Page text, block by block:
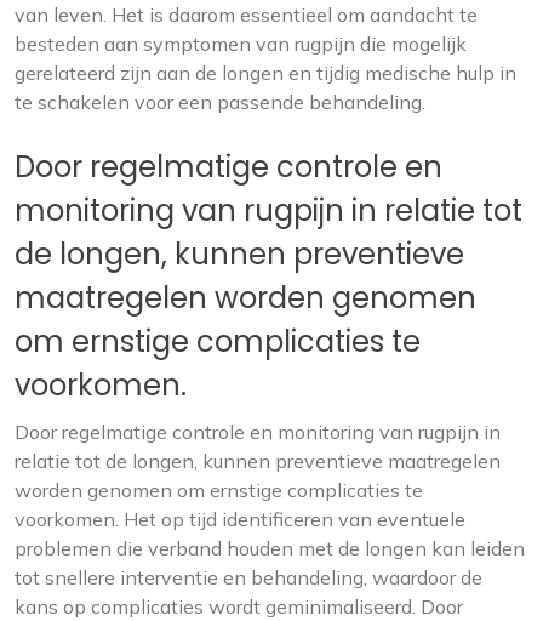
van leven. Het is daarom essentieel om aandacht te
besteden aan symptomen van rugpijn die mogelijk
gerelateerd zijn aan de longen en tijdig medische hulp in
te schakelen voor een passende behandeling.
Door regelmatige controle en
monitoring van rugpijn in relatie tot
de longen, kunnen preventieve
maatregelen worden genomen
om ernstige complicaties te
voorkomen.
Door regelmatige controle en monitoring van rugpijn in
relatie tot de longen, kunnen preventieve maatregelen
worden genomen om ernstige complicaties te
voorkomen. Het op tijd identificeren van eventuele
problemen die verband houden met de longen kan leiden
tot snellere interventie en behandeling, waardoor de
kans op complicaties wordt geminimaliseerd. Door